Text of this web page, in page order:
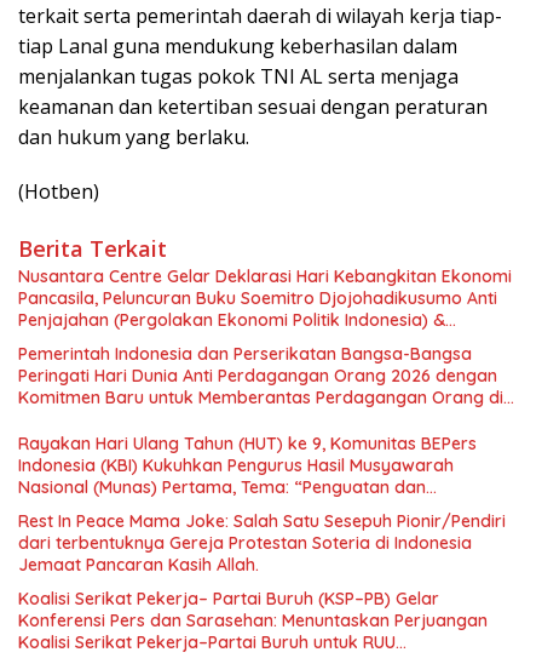
terkait serta pemerintah daerah di wilayah kerja tiap-
tiap Lanal guna mendukung keberhasilan dalam
menjalankan tugas pokok TNI AL serta menjaga
keamanan dan ketertiban sesuai dengan peraturan
dan hukum yang berlaku.
(Hotben)
Berita Terkait
Nusantara Centre Gelar Deklarasi Hari Kebangkitan Ekonomi
Pancasila, Peluncuran Buku Soemitro Djojohadikusumo Anti
Penjajahan (Pergolakan Ekonomi Politik Indonesia) &
Simposium Nasional “Urgensi Undang-Undang Perekonomian
Nasional dan Kesejahteraan Sosial dalam Menata Bangsa
Menuju Indonesia Emas 2045”,
Pemerintah Indonesia dan Perserikatan Bangsa-Bangsa
Peringati Hari Dunia Anti Perdagangan Orang 2026 dengan
Komitmen Baru untuk Memberantas Perdagangan Orang di
Rayakan Hari Ulang Tahun (HUT) ke 9, Komunitas BEPers
Indonesia (KBI) Kukuhkan Pengurus Hasil Musyawarah
Nasional (Munas) Pertama, Tema: “Penguatan dan
Pengembangan Organisasi KBI yang Berbasis Riset di seluruh
Indonesia dan Mancanegara”.
Rest In Peace Mama Joke: Salah Satu Sesepuh Pionir/Pendiri
dari terbentuknya Gereja Protestan Soteria di Indonesia
Jemaat Pancaran Kasih Allah.
Koalisi Serikat Pekerja– Partai Buruh (KSP–PB) Gelar
Konferensi Pers dan Sarasehan: Menuntaskan Perjuangan
Koalisi Serikat Pekerja–Partai Buruh untuk RUU